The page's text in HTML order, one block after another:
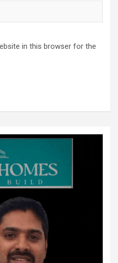
in this browser for the